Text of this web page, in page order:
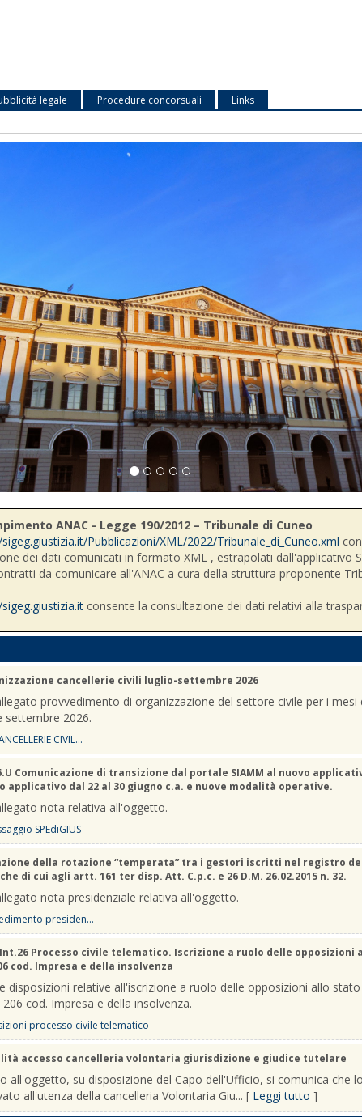
legale Procedure concorsuali
Links
ANAC - Legge 190/2012 – Tribunale di Cuneo
Pubblicazioni/XML/2022/Tribunale_di_Cuneo.xml
dei dati comunicati in formato XML , estrapolati dall'applicativo
da comunicare all'ANAC a cura della struttura proponente
consente la consultazione dei dati relativi alla
cancellerie civili luglio-settembre 2026
provvedimento di organizzazione del settore civile per i mesi
settembre 2026.
CIVIL...
Comunicazione di transizione dal portale SIAMM al nuovo
applicativo dal 22 al 30 giugno c.a. e nuove modalità operative.
nota relativa all'oggetto.
SPEdiGIUS
della rotazione “temperata” tra i gestori iscritti nel registro
di cui agli artt. 161 ter disp. Att. C.p.c. e 26 D.M. 26.02.2015 n. 32.
nota presidenziale relativa all'oggetto.
presiden...
Processo civile telematico. Iscrizione a ruolo delle opposizioni
cod. Impresa e della insolvenza
disposizioni relative all'iscrizione a ruolo delle opposizioni allo stato
cod. Impresa e della insolvenza.
processo civile telematico
accesso cancelleria volontaria giurisdizione e giudice tutelare
all'oggetto, su disposizione del Capo dell'Ufficio, si comunica che lo
all'utenza della cancelleria Volontaria Giu... [ Leggi tutto ]